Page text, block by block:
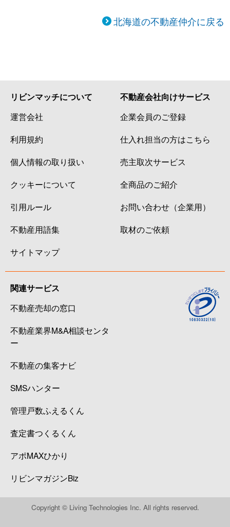
北海道の不動産仲介に戻る
リビンマッチについて
運営会社
利用規約
個人情報の取り扱い
クッキーについて
引用ルール
不動産用語集
サイトマップ
不動産会社向けサービス
企業会員のご登録
仕入れ担当の方はこちら
売主取次サービス
全商品のご紹介
お問い合わせ（企業用）
取材のご依頼
関連サービス
不動産売却の窓口
不動産業界M&A相談センタ
ー
不動産の集客ナビ
SMSハンター
管理戸数ふえるくん
査定書つくるくん
アポMAXひかり
リビンマガジンBiz
Copyright © Living Technologies Inc. All rights reserved.